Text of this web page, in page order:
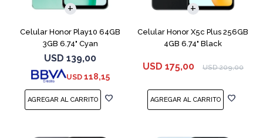
Celular Honor Play10 64GB
3GB 6.74" Cyan
USD 139,00
USD 118,15
Celular Honor X5c Plus 256GB
4GB 6.74" Black
USD 175,00 USD 209,00